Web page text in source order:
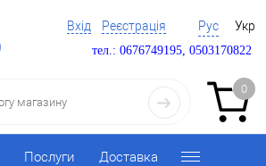
Вхід Реєстрація Рус Укр
тел.: 0676749195, 0503170822
0
Послуги Доставка